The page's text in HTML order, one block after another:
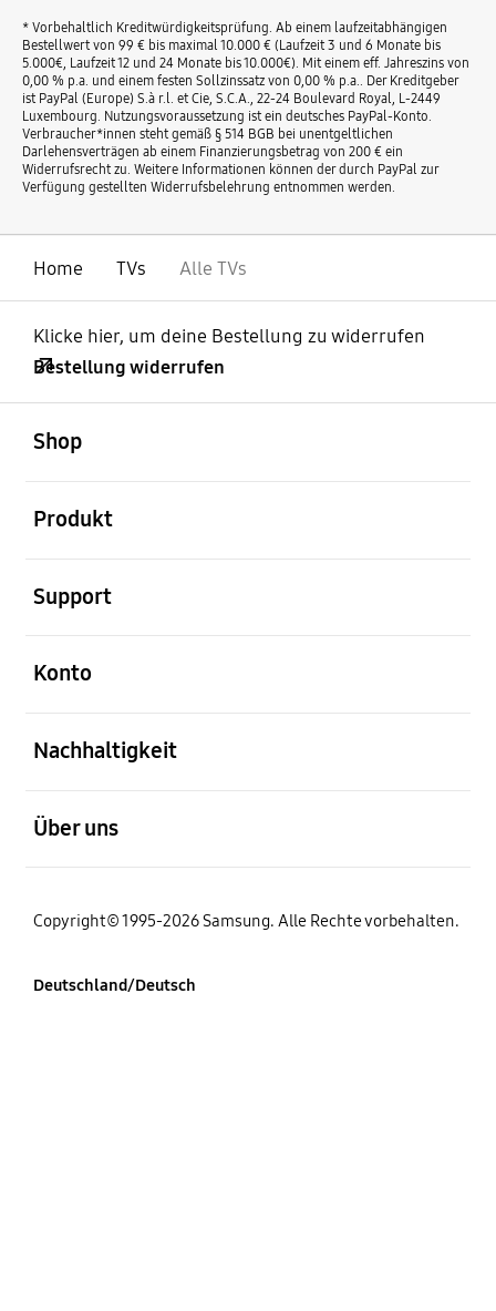
* Vorbehaltlich Kreditwürdigkeitsprüfung. Ab einem laufzeitabhängigen
Bestellwert von 99 € bis maximal 10.000 € (Laufzeit 3 und 6 Monate bis
5.000€, Laufzeit 12 und 24 Monate bis 10.000€). Mit einem eff. Jahreszins von
0,00 % p.a. und einem festen Sollzinssatz von 0,00 % p.a.. Der Kreditgeber
ist PayPal (Europe) S.à r.l. et Cie, S.C.A., 22-24 Boulevard Royal, L-2449
Luxembourg. Nutzungsvoraussetzung ist ein deutsches PayPal-Konto.
Verbraucher*innen steht gemäß § 514 BGB bei unentgeltlichen
Darlehensverträgen ab einem Finanzierungsbetrag von 200 € ein
Widerrufsrecht zu. Weitere Informationen können der durch PayPal zur
Verfügung gestellten Widerrufsbelehrung entnommen werden.
Home TVs Alle TVs
Klicke hier, um deine Bestellung zu widerrufen
Bestellung widerrufen
Shop
Produkt
Support
Konto
Nachhaltigkeit
Über uns
Copyright© 1995-2026 Samsung. Alle Rechte vorbehalten.
Deutschland/Deutsch